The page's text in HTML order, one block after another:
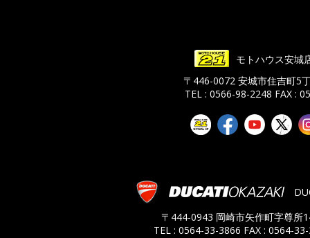
モトハウス安城
〒446-0072 安城市住吉町5
TEL : 0566-98-2248 FAX :
〒444-0943 岡崎市矢作町字尊所
TEL : 0564-33-3866 FAX : 0564-